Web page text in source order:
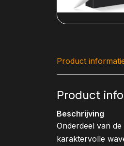
Product
Product
Beschrijving
Onderdeel van
karaktervolle